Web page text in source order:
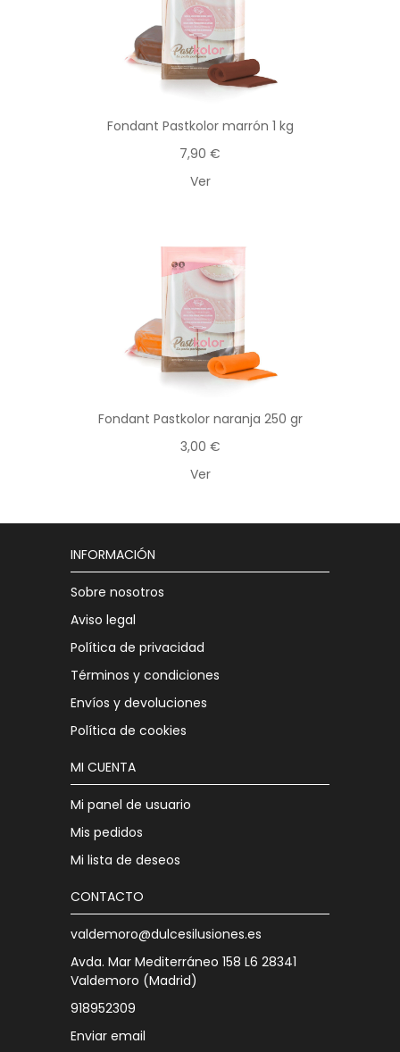
Fondant Pastkolor marrón 1 kg
7,90 €
Ver
Fondant Pastkolor naranja 250 gr
3,00 €
Ver
INFORMACIÓN
Sobre nosotros
Aviso legal
Política de privacidad
Términos y condiciones
Envíos y devoluciones
Política de cookies
MI CUENTA
Mi panel de usuario
Mis pedidos
Mi lista de deseos
CONTACTO
valdemoro@dulcesilusiones.es
Avda. Mar Mediterráneo 158 L6 28341
Valdemoro (Madrid)
918952309
Enviar email